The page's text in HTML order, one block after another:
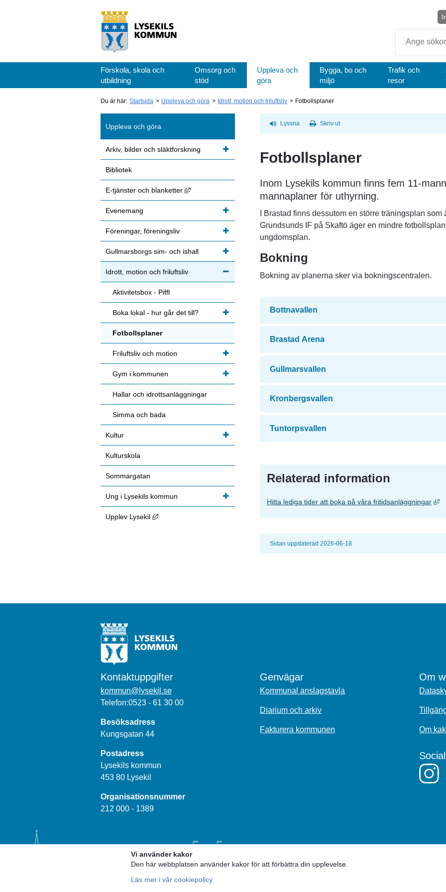
Vi använder kakor
Den här webbplatsen använder kakor för att förbättra din upplevelse.
Läs mer i vår cookiepolicy
Förskola, skola och
utbildning
Omsorg och
stöd
Uppleva och
göra
Bygga, bo och
miljö
Trafik och
resor
Du är här: Startsida Uppleva och göra Idrott, motion och friluftsliv Fotbollsplaner
Lyssna Skriv ut
Fotbollsplaner
Inom Lysekils kommun finns fem 11-
mannaplaner för uthyrning.
I Brastad finns dessutom en större träningsplan
Grundsunds IF på Skaftö äger en mindre
ungdomsplan.
Bokning
Bokning av planerna sker via bokningscentralen.
Bottnavallen
Brastad Arena
Gullmarsvallen
Kronbergsvallen
Tuntorpsvallen
Relaterad information
Hitta lediga tider att boka på våra fritidsanläggningar
Sidan uppdaterad 2026-06-18
Uppleva och göra
Arkiv, bilder och släktforskning
Bibliotek
E-tjänster och blanketter Länk till annan webbplats, öppnas i nytt fönster.
Evenemang
Föreningar, föreningsliv
Gullmarsborgs sim- och ishall
Idrott, motion och friluftsliv
Aktivitetsbox - Piffl
Boka lokal - hur går det till?
Fotbollsplaner
Friluftsliv och motion
Gym i kommunen
Hallar och idrottsanläggningar
Simma och bada
Kultur
Kulturskola
Sommargatan
Ung i Lysekils kommun
Upplev Lysekil Länk till annan webbplats, öppnas i nytt fönster.
Kontaktuppgifter
kommun@lysekil.se
Telefon:0523 - 61 30 00
Besöksadress
Kungsgatan 44
Postadress
Lysekils kommun
453 80 Lysekil
Organisationsnummer
212 000 - 1389
Genvägar
Kommunal anslagstavla
Diarium och arkiv
Fakturera kommunen
Om
Om